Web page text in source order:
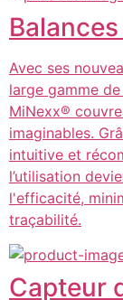
Avec ses
large gamme
MiNexx®
imaginables.
intuitive et
l’utilisation
l'efficacité,
traçabilité.
Capteur